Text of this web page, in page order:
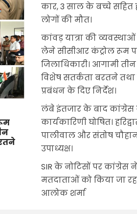
कार, 3 साल के बच्चे सहित
लोगों की मौत।
कांवड़ यात्रा की
लेने सीसीआर कंट्रोल रूम
जिलाधिकारी। आगामी
विशेष सतर्कता बरतने तथा
प्रबंधन के दिए निर्देश।
लंबे इंतजार के बाद
कार्यकारिणी घोषित।
पालीवाल और संतोष
उपाध्यक्ष।
SIR के नोटिसों पर कांग्रेस
मतदाताओं को किया जा
आलोक शर्मा